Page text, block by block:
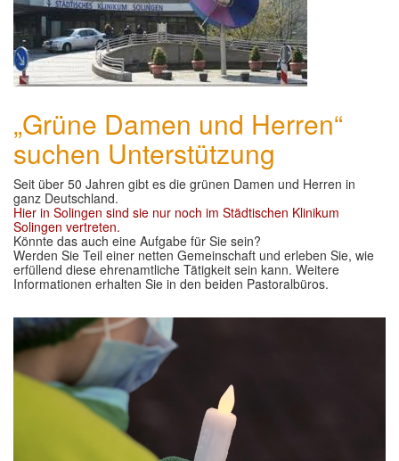
„Grüne Damen und Herren“
suchen Unterstützung
Seit über 50 Jahren gibt es die grünen Damen und Herren in
ganz Deutschland.
Hier in Solingen sind sie nur noch im Städtischen Klinikum
Solingen vertreten.
Könnte das auch eine Aufgabe für Sie sein?
Werden Sie Teil einer netten Gemeinschaft und erleben Sie, wie
erfüllend diese ehrenamtliche Tätigkeit sein kann. Weitere
Informationen erhalten Sie in den beiden Pastoralbüros.